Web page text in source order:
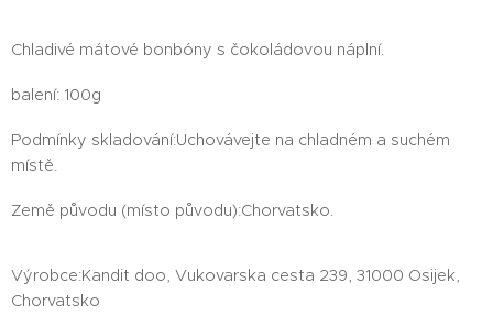
Chladivé mátové bonbóny s čokoládovou náplní.
balení: 100g
Podmínky skladování:Uchovávejte na chladném a suchém
místě.
Země původu (místo původu):Chorvatsko.
Výrobce:Kandit doo, Vukovarska cesta 239, 31000 Osijek,
Chorvatsko